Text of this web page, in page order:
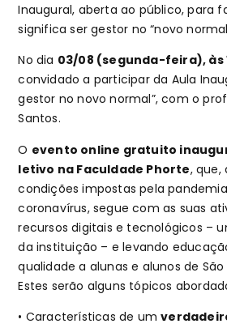
Inaugural, aberta ao público, para
significa ser gestor no “novo
No dia 03/08 (segunda-feira), às
convidado a participar da Aula
gestor no novo normal”, com o
Santos.
O evento online gratuito
letivo na Faculdade Phorte, que,
condições impostas pela
coronavírus, segue com as suas
recursos digitais e tecnológicos –
da instituição – e levando
qualidade a alunas e alunos de São
Estes serão alguns tópicos
• Características de um